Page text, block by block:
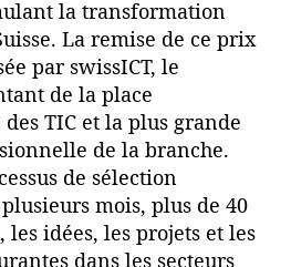
la transformation
La remise de ce prix
par swissICT, le
de la place
TIC et la plus grande
de la branche.
de sélection
mois, plus de 40
idées, les projets et les
dans les secteurs